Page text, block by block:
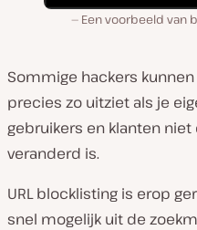
Een voorbeeld van
Sommige hackers
precies zo uitziet als je
gebruikers en klanten
veranderd is.
URL blocklisting is erop
snel mogelijk uit de